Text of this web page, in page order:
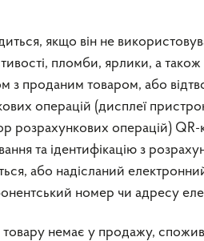
якщо він не
пломби, ярлики, а
з проданим товаром, або
операцій (дисплеї
розрахункових операцій)
та ідентифікацію з
або надісланий
номер чи адресу
немає у продажу,